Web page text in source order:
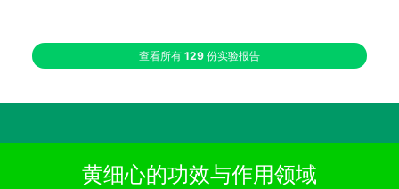
查看所有 129 份实验报告
黄细心的功效与作用领域